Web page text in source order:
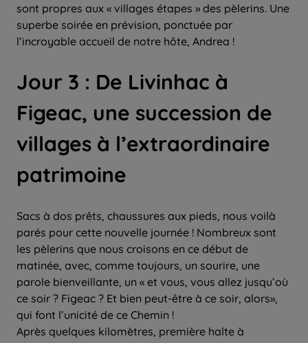
sont propres aux « villages étapes » des pèlerins. Une
superbe soirée en prévision, ponctuée par
l’incroyable accueil de notre hôte, Andrea !
Jour 3 : De Livinhac à
Figeac, une succession de
villages à l’extraordinaire
patrimoine
Sacs à dos prêts, chaussures aux pieds, nous voilà
parés pour cette nouvelle journée ! Nombreux sont
les pèlerins que nous croisons en ce début de
matinée, avec, comme toujours, un sourire, une
parole bienveillante, un « et vous, vous allez jusqu’où
ce soir ? Figeac ? Et bien peut-être à ce soir, alors»,
qui font l’unicité de ce Chemin !
Après quelques kilomètres, première halte à